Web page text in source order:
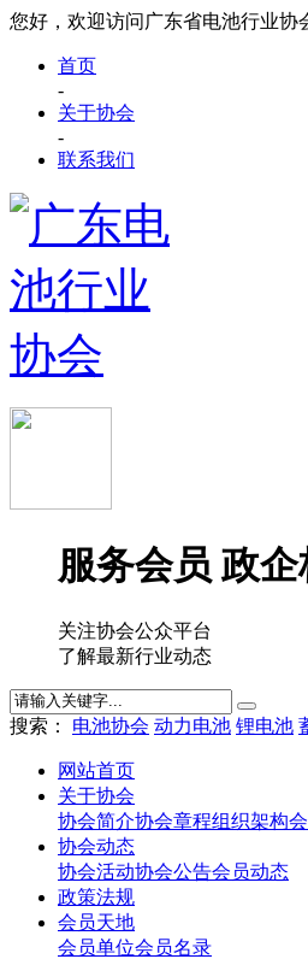
您好，欢迎访问广东省电池行业协
首页
-
关于协会
-
联系我们
服务会员 政
关注协会公众平台
了解最新行业动态
搜索： 电池协会 动力电池 锂电池
网站首页
关于协会
协会简介协会章程组织架构
协会动态
协会活动协会公告会员动态
政策法规
会员天地
会员单位会员名录